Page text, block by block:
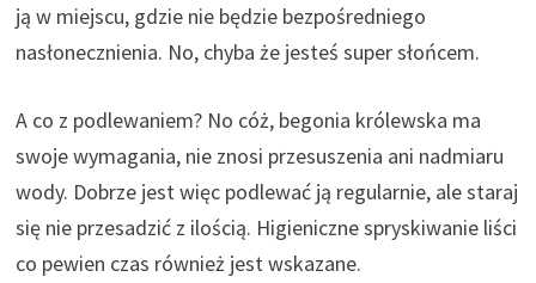
ją w miejscu, gdzie nie będzie bezpośredniego
nasłonecznienia. No, chyba że jesteś super słońcem.
A co z podlewaniem? No cóż, begonia królewska ma
swoje wymagania, nie znosi przesuszenia ani nadmiaru
wody. Dobrze jest więc podlewać ją regularnie, ale staraj
się nie przesadzić z ilością. Higieniczne spryskiwanie liści
co pewien czas również jest wskazane.